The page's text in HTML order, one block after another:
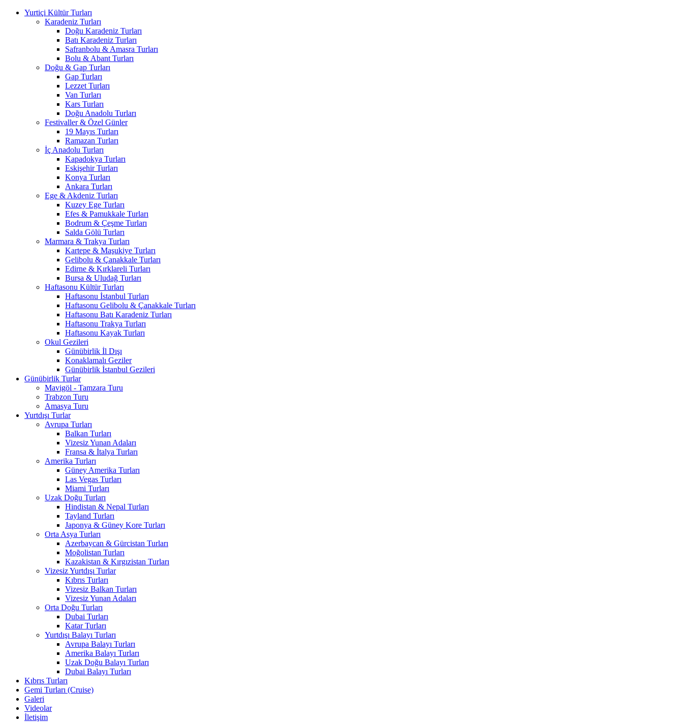
Yurtiçi Kültür Turları
Karadeniz Turları
Doğu Karadeniz Turları
Batı Karadeniz Turları
Safranbolu & Amasra Turları
Bolu & Abant Turları
Doğu & Gap Turları
Gap Turları
Lezzet Turları
Van Turları
Kars Turları
Doğu Anadolu Turları
Festivaller & Özel Günler
19 Mayıs Turları
Ramazan Turları
İç Anadolu Turları
Kapadokya Turları
Eskişehir Turları
Konya Turları
Ankara Turları
Ege & Akdeniz Turları
Kuzey Ege Turları
Efes & Pamukkale Turları
Bodrum & Çeşme Turları
Salda Gölü Turları
Marmara & Trakya Turları
Kartepe & Maşukiye Turları
Gelibolu & Çanakkale Turları
Edirne & Kırklareli Turları
Bursa & Uludağ Turları
Haftasonu Kültür Turları
Haftasonu İstanbul Turları
Haftasonu Gelibolu & Çanakkale Turları
Haftasonu Batı Karadeniz Turları
Haftasonu Trakya Turları
Haftasonu Kayak Turları
Okul Gezileri
Günübirlik İl Dışı
Konaklamalı Geziler
Günübirlik İstanbul Gezileri
Günübirlik Turlar
Mavigöl - Tamzara Turu
Trabzon Turu
Amasya Turu
Yurtdışı Turlar
Avrupa Turları
Balkan Turları
Vizesiz Yunan Adaları
Fransa & İtalya Turları
Amerika Turları
Güney Amerika Turları
Las Vegas Turları
Miami Turları
Uzak Doğu Turları
Hindistan & Nepal Turları
Tayland Turları
Japonya & Güney Kore Turları
Orta Asya Turları
Azerbaycan & Gürcistan Turları
Moğolistan Turları
Kazakistan & Kırgızistan Turları
Vizesiz Yurtdışı Turlar
Kıbrıs Turları
Vizesiz Balkan Turları
Vizesiz Yunan Adaları
Orta Doğu Turları
Dubai Turları
Katar Turları
Yurtdışı Balayı Turları
Avrupa Balayı Turları
Amerika Balayı Turları
Uzak Doğu Balayı Turları
Dubai Balayı Turları
Kıbrıs Turları
Gemi Turları (Cruise)
Galeri
Videolar
İletişim